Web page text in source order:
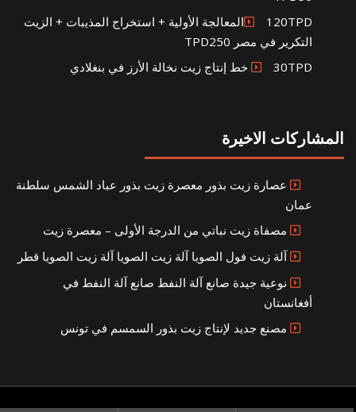
120TPDالمعالجة الأولية + استخراج المذيبات + الزيت
التكرير في مصر TPD250
30TPD خط إنتاج زيت نخالة الأرز في بنغلادي
المشاركات الاخيرة
عصارة زيت بذور معصرة زيت بذور عباد الشمس سلطنة
عمان
مصفاة زيت نباتي من الدرجة الأولى – معصرة زيت
آلة زيت فول الصويا آلة زيت الصويا آلة زيت الصويا قطر
نوعية جيدة صانع آلة النفط صانع آلة النفط في
أفغانستان
مصنع جديد لإنتاج زيت بذور السمسم في تونس